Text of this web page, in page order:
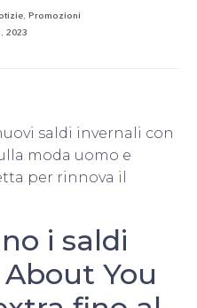
, Promozioni
2023
saldi invernali con
moda uomo e
per rinnova il
i saldi
You